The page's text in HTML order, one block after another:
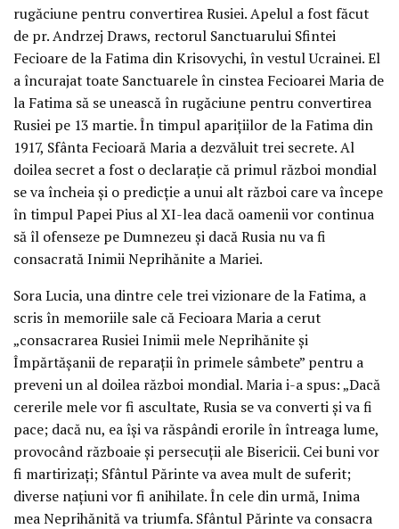
rugăciune pentru convertirea Rusiei. Apelul a fost făcut
de pr. Andrzej Draws, rectorul Sanctuarului Sfintei
Fecioare de la Fatima din Krisovychi, în vestul Ucrainei. El
a încurajat toate Sanctuarele în cinstea Fecioarei Maria de
la Fatima să se unească în rugăciune pentru convertirea
Rusiei pe 13 martie. În timpul aparițiilor de la Fatima din
1917, Sfânta Fecioară Maria a dezvăluit trei secrete. Al
doilea secret a fost o declarație că primul război mondial
se va încheia și o predicție a unui alt război care va începe
în timpul Papei Pius al XI-lea dacă oamenii vor continua
să îl ofenseze pe Dumnezeu și dacă Rusia nu va fi
consacrată Inimii Neprihănite a Mariei.
Sora Lucia, una dintre cele trei vizionare de la Fatima, a
scris în memoriile sale că Fecioara Maria a cerut
„consacrarea Rusiei Inimii mele Neprihănite și
Împărtășanii de reparații în primele sâmbete” pentru a
preveni un al doilea război mondial. Maria i-a spus: „Dacă
cererile mele vor fi ascultate, Rusia se va converti și va fi
pace; dacă nu, ea își va răspândi erorile în întreaga lume,
provocând războaie și persecuții ale Bisericii. Cei buni vor
fi martirizați; Sfântul Părinte va avea mult de suferit;
diverse națiuni vor fi anihilate. În cele din urmă, Inima
mea Neprihănită va triumfa. Sfântul Părinte va consacra